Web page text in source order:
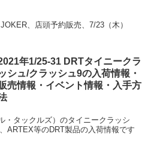
、店頭予約販売、7/23（木）
年1/25-31 DRTタイニークラ
シュ/クラッシュ9の入荷情報・
売情報・イベント情報・入手方
・タックルズ）のタイニークラッシ
ARTEX等のDRT製品の入荷情報です